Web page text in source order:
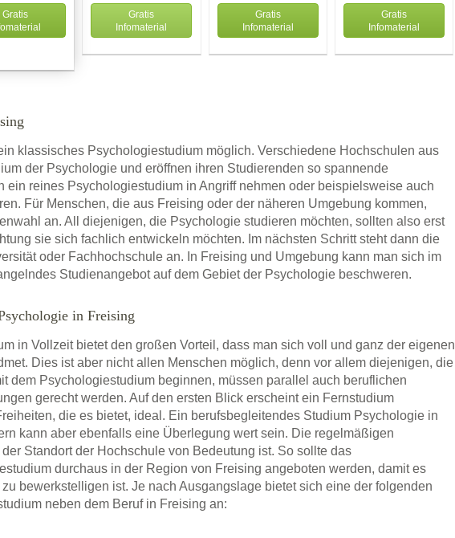
Gratis
Gratis
Infomaterial
Gratis
Infomaterial
Gratis
Infomaterial
klassisches Psychologiestudium möglich. Verschiedene Hochschulen aus
der Psychologie und eröffnen ihren Studierenden so spannende
ein reines Psychologiestudium in Angriff nehmen oder beispielsweise auch
Für Menschen, die aus Freising oder der näheren Umgebung kommen,
an. All diejenigen, die Psychologie studieren möchten, sollten also erst
sie sich fachlich entwickeln möchten. Im nächsten Schritt steht dann die
oder Fachhochschule an. In Freising und Umgebung kann man sich im
Studienangebot auf dem Gebiet der Psychologie beschweren.
in Freising
in Vollzeit bietet den großen Vorteil, dass man sich voll und ganz der eigenen
Dies ist aber nicht allen Menschen möglich, denn vor allem diejenigen, die
dem Psychologiestudium beginnen, müssen parallel auch beruflichen
gerecht werden. Auf den ersten Blick erscheint ein Fernstudium
die es bietet, ideal. Ein berufsbegleitendes Studium Psychologie in
kann aber ebenfalls eine Überlegung wert sein. Die regelmäßigen
Standort der Hochschule von Bedeutung ist. So sollte das
durchaus in der Region von Freising angeboten werden, damit es
bewerkstelligen ist. Je nach Ausgangslage bietet sich eine der folgenden
neben dem Beruf in Freising an: